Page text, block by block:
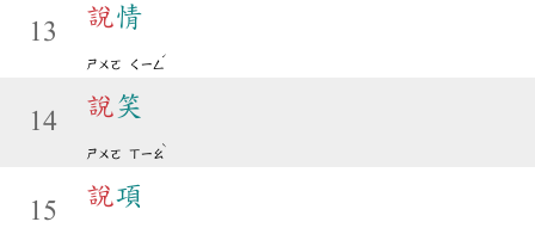
13
說情
ㄕㄨㄛ ㄑㄧㄥ
ˊ
14
說笑
ㄕㄨㄛ ㄒㄧㄠ
ˋ
15
說項